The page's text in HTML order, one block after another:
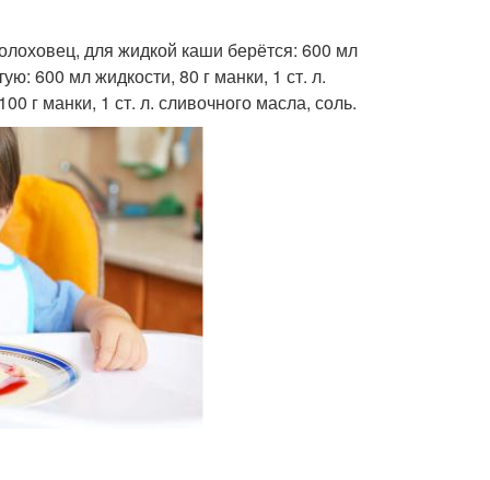
для жидкой каши берётся: 600 мл
600 мл жидкости, 80 г манки, 1 ст. л.
г манки, 1 ст. л. сливочного масла, соль.